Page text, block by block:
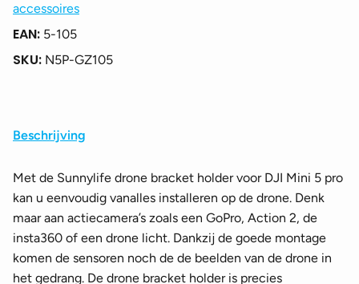
accessoires
EAN: 5-105
SKU: N5P-GZ105
Beschrijving
Met de Sunnylife drone bracket holder voor DJI Mini 5 pro
kan u eenvoudig vanalles installeren op de drone. Denk
maar aan actiecamera’s zoals een GoPro, Action 2, de
insta360 of een drone licht. Dankzij de goede montage
komen de sensoren noch de de beelden van de drone in
het gedrang. De drone bracket holder is precies